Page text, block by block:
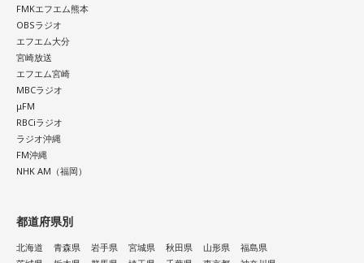
FMKエフエム熊本
OBSラジオ
エフエム大分
宮崎放送
エフエム宮崎
MBCラジオ
μFM
RBCiラジオ
ラジオ沖縄
FM沖縄
NHK AM（福岡）
都道府県別
北海道 青森県 岩手県 宮城県 秋田県 山形県
福島県